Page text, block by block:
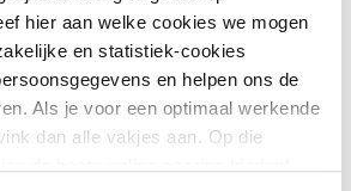
hier aan welke cookies we mogen
en statistiek-cookies
en helpen ons de
Als je voor een optimaal werkende
dan alle vakjes aan. Op die
zijn, dit zal altijd in overleg